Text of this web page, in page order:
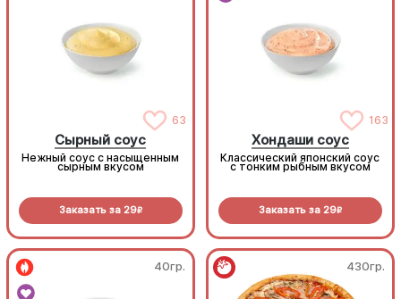
63
Сырный соус
Нежный соус с насыщенным
сырным вкусом
Заказать за 29R
163
Хондаши соус
Классический японский соус
с тонким рыбным вкусом
Заказать за 29R
40гр. 430гр.